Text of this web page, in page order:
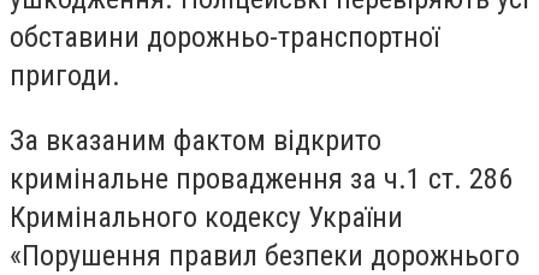
обставини дорожньо-транспортної
пригоди.
За вказаним фактом відкрито
кримінальне провадження за ч.1 ст. 286
Кримінального кодексу України
«Порушення правил безпеки дорожнього